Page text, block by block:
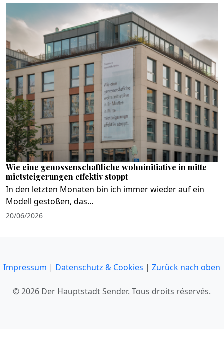
Wie eine genossenschaftliche wohninitiative in mitte
mietsteigerungen effektiv stoppt
In den letzten Monaten bin ich immer wieder auf ein
Modell gestoßen, das...
20/06/2026
Impressum | Datenschutz & Cookies | Zurück nach oben
© 2026 Der Hauptstadt Sender. Tous droits réservés.